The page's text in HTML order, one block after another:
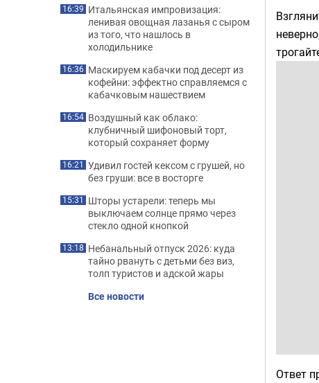
Ответ
16:39 Итальянская импровизация:
ленивая овощная лазанья с сыром
из того, что нашлось в
холодильнике
16:36 Маскируем кабачки под десерт из
кофейни: эффектно справляемся с
кабачковым нашествием
16:54 Воздушный как облако:
клубничный шифоновый торт,
который сохраняет форму
16:21 Удивил гостей кексом с грушей, но
без груши: все в восторге
15:31 Шторы устарели: теперь мы
выключаем солнце прямо через
стекло одной кнопкой
13:18 Небанальный отпуск 2026: куда
тайно рвануть с детьми без виз,
толп туристов и адской жары
Все новости